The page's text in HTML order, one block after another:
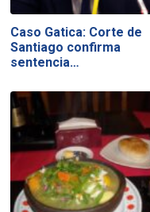
Caso Gatica: Corte de
Santiago confirma
sentencia…